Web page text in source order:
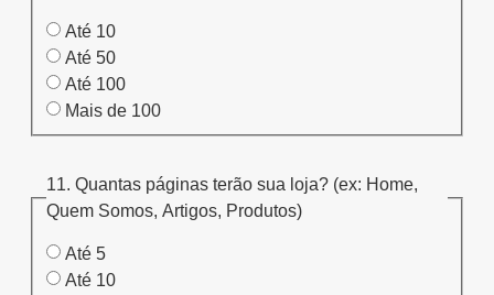
Até 10
Até 50
Até 100
Mais de 100
11. Quantas páginas terão sua loja? (ex: Home,
Quem Somos, Artigos, Produtos)
Até 5
Até 10